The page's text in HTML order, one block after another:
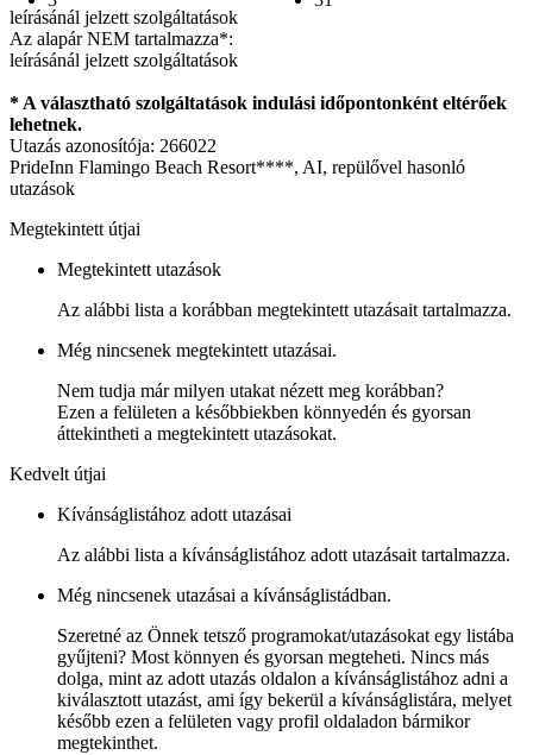
leírásánál jelzett szolgáltatások
Az alapár NEM tartalmazza*:
leírásánál jelzett szolgáltatások
* A választható szolgáltatások indulási időpontonként eltérőek
lehetnek.
Utazás azonosítója: 266022
PrideInn Flamingo Beach Resort****, AI, repülővel hasonló
utazások
Megtekintett útjai
Megtekintett utazások
Az alábbi lista a korábban megtekintett utazásait tartalmazza.
Még nincsenek megtekintett utazásai.
Nem tudja már milyen utakat nézett meg korábban?
Ezen a felületen a későbbiekben könnyedén és gyorsan
áttekintheti a megtekintett utazásokat.
Kedvelt útjai
Kívánságlistához adott utazásai
Az alábbi lista a kívánságlistához adott utazásait tartalmazza.
Még nincsenek utazásai a kívánságlistádban.
Szeretné az Önnek tetsző programokat/utazásokat egy listába
gyűjteni? Most könnyen és gyorsan megteheti. Nincs más
dolga, mint az adott utazás oldalon a kívánságlistához adni a
kiválasztott utazást, ami így bekerül a kívánságlistára, melyet
később ezen a felületen vagy profil oldaladon bármikor
megtekinthet.